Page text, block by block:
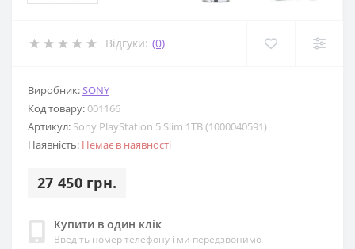
Відгуки: (0)
Виробник:SONY
Код товару:001166
Артикул: Sony PlayStation 5 Slim 1TB (1000040591)
Наявність: Немає в наявності
27 450 грн.
Купити в один клік
Введіть номер телефону і ми передзвонимо